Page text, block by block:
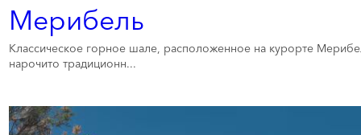
Мерибель
Классическое горное шале, расположенное на курорте
нарочито традиционн...